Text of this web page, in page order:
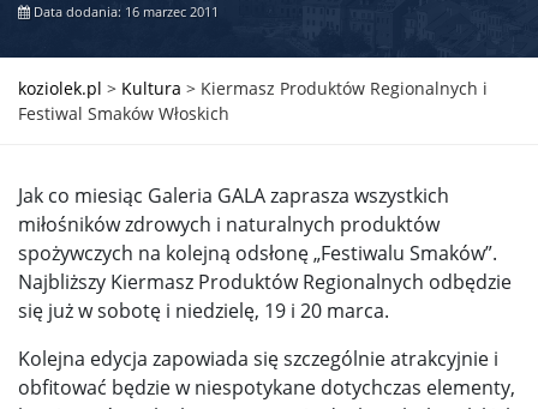
Data dodania: 16 marzec 2011
koziolek.pl > Kultura > Kiermasz Produktów Regionalnych i
Festiwal Smaków Włoskich
Jak co miesiąc Galeria GALA zaprasza wszystkich
miłośników zdrowych i naturalnych produktów
spożywczych na kolejną odsłonę „Festiwalu Smaków”.
Najbliższy Kiermasz Produktów Regionalnych odbędzie
się już w sobotę i niedzielę, 19 i 20 marca.
Kolejna edycja zapowiada się szczególnie atrakcyjnie i
obfitować będzie w niespotykane dotychczas elementy,